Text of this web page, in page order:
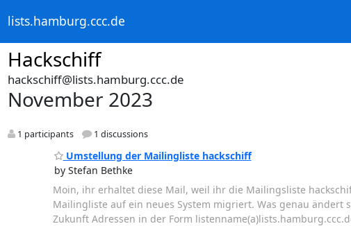
lists.hamburg.ccc.de
Hackschiff
hackschiff@lists.hamburg.ccc.de
November 2023
1 participants 1 discussions
Umstellung der Mailingliste hackschiff
by Stefan Bethke
Moin, ihr erhaltet diese Mail, weil ihr die Mailingsliste
Mailingliste auf ein neues System migriert. Was genau
Zukunft Adressen in der Form